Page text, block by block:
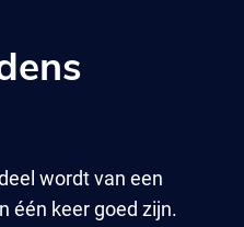
wordt van een
één keer goed zijn.